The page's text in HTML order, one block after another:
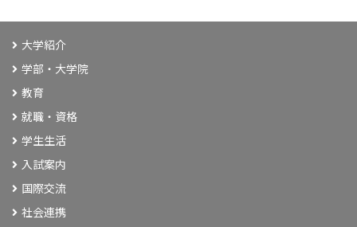
大学紹介
学部・大学院
教育
就職・資格
学生生活
入試案内
国際交流
社会連携